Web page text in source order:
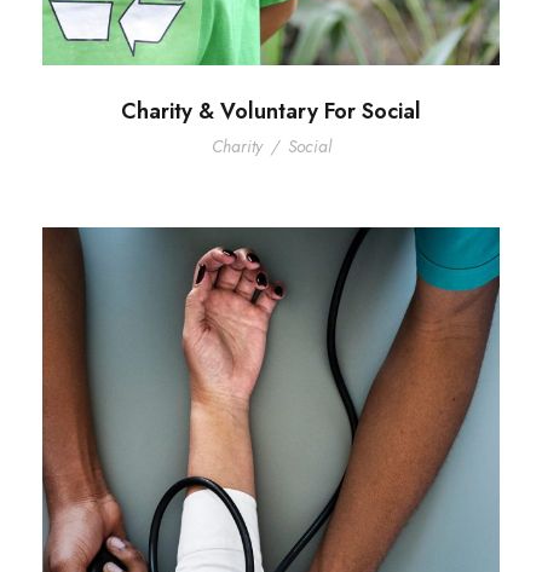
Charity & Voluntary For Social
Charity / Social